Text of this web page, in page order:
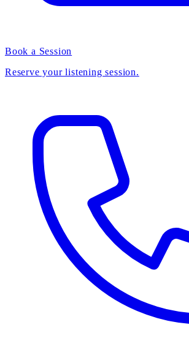
Book a Session
Reserve your listening session.